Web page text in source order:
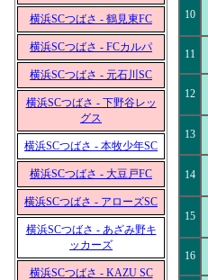
横浜SCつばさ - 鶴見東FC
横浜SCつばさ - FCカルパ
横浜SCつばさ - 元石川SC
横浜SCつばさ - 下野谷レッ
グス
横浜SCつばさ - 本牧少年SC
横浜SCつばさ - 大豆戸FC
横浜SCつばさ - アローズSC
横浜SCつばさ - あざみ野キ
ッカーズ
横浜SCつばさ - KAZU SC
10
11
12
13
14
15
16